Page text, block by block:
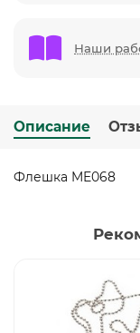
Наши
Описание
Флешка ME068